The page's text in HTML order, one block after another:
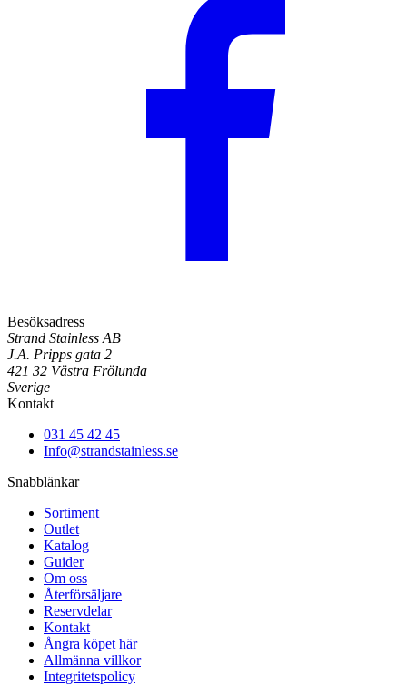
Besöksadress
Strand Stainless AB
J.A. Pripps gata 2
421 32 Västra Frölunda
Sverige
Kontakt
031 45 42 45
Info@strandstainless.se
Snabblänkar
Sortiment
Outlet
Katalog
Guider
Om oss
Återförsäljare
Reservdelar
Kontakt
Ångra köpet här
Allmänna villkor
Integritetspolicy